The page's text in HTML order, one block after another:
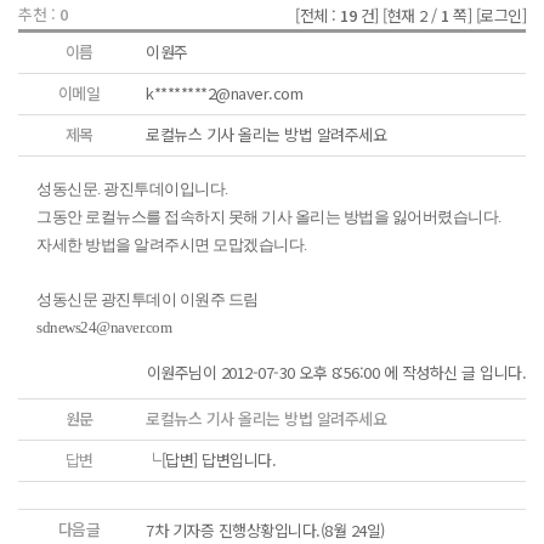
추천 : 0 [전체 : 19건] [현재 2 / 1 쪽] [로그인]
이름
이원주
이메일
k********2@naver.com
제목
로컬뉴스 기사 올리는 방법 알려주세요
성동신문. 광진투데이입니다.
그동안 로컬뉴스를 접속하지 못해 기사 올리는 방법을 잃어버렸습니다.
자세한 방법을 알려주시면 모맙겠습니다.
성동신문 광진투데이 이원주 드림
sdnews24@naver.com
이원주님이 2012-07-30 오후 8:56:00 에 작성하신 글 입니다.
원문
로컬뉴스 기사 올리는 방법 알려주세요
답변
└[답변] 답변입니다.
다음글
7차 기자증 진행상황입니다.(8월 24일)